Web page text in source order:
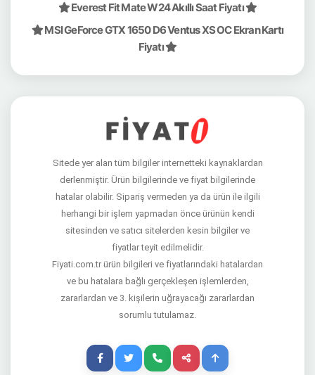
Everest Fit Mate W24 Akıllı Saat Fiyatı
MSI GeForce GTX 1650 D6 Ventus XS OC Ekran Kartı
Fiyatı
Sitede yer alan tüm bilgiler internetteki kaynaklardan
derlenmiştir. Ürün bilgilerinde ve fiyat bilgilerinde
hatalar olabilir. Sipariş vermeden ya da ürün ile ilgili
herhangi bir işlem yapmadan önce ürünün kendi
sitesinden ve satıcı sitelerden kesin bilgiler ve
fiyatlar teyit edilmelidir.
Fiyati.com.tr ürün bilgileri ve fiyatlarındaki hatalardan
ve bu hatalara bağlı gerçekleşen işlemlerden,
zararlardan ve 3. kişilerin uğrayacağı zararlardan
sorumlu tutulamaz.